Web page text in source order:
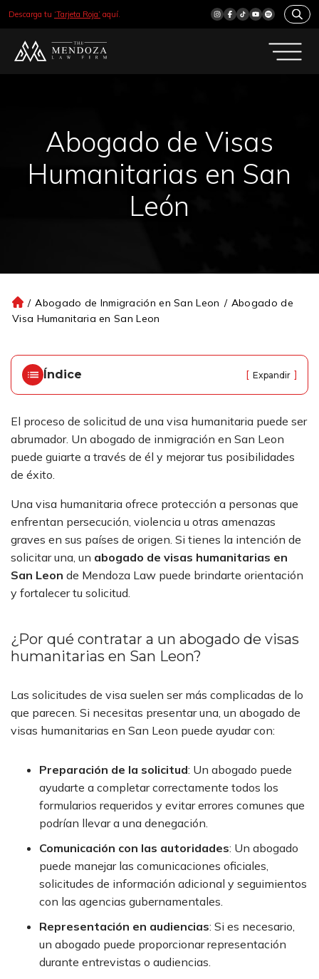
Descarga tu ‘Tarjeta Roja’ aquí.
Abogado de Visas
Humanitarias en San
León
Ini
ci
/ Abogado de Inmigración en San Leon / Abogado de
Visa Humanitaria en San Leon
Índice [ Expandir ]
El proceso de solicitud de una visa humanitaria puede ser
abrumador. Un abogado de inmigración en San Leon
puede guiarte a través de él y mejorar tus posibilidades
de éxito.
Una visa humanitaria ofrece protección a personas que
enfrentan persecución, violencia u otras amenazas
graves en sus países de origen. Si tienes la intención de
solicitar una, un abogado de visas humanitarias en
San Leon de Mendoza Law puede brindarte orientación
y fortalecer tu solicitud.
¿Por qué contratar a un abogado de visas
humanitarias en San Leon?
Las solicitudes de visa suelen ser más complicadas de lo
que parecen. Si necesitas presentar una, un abogado de
visas humanitarias en San Leon puede ayudar con:
Preparación de la solicitud: Un abogado puede
ayudarte a completar correctamente todos los
formularios requeridos y evitar errores comunes que
podrían llevar a una denegación.
Comunicación con las autoridades: Un abogado
puede manejar las comunicaciones oficiales,
solicitudes de información adicional y seguimientos
con las agencias gubernamentales.
Representación en audiencias: Si es necesario,
un abogado puede proporcionar representación
durante entrevistas o audiencias.